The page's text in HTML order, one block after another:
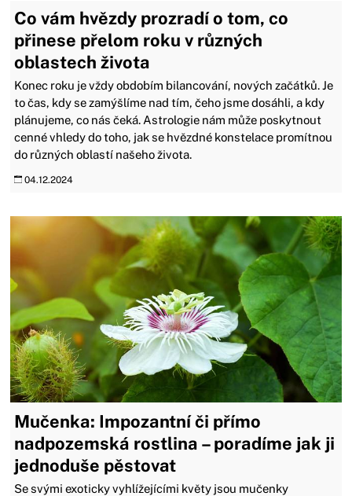
Co vám hvězdy prozradí o tom, co
přinese přelom roku v různých
oblastech života
Konec roku je vždy obdobím bilancování, nových začátků. Je
to čas, kdy se zamýšlíme nad tím, čeho jsme dosáhli, a kdy
plánujeme, co nás čeká. Astrologie nám může poskytnout
cenné vhledy do toho, jak se hvězdné konstelace promítnou
do různých oblastí našeho života.
04.12.2024
Mučenka: Impozantní či přímo
nadpozemská rostlina – poradíme jak ji
jednoduše pěstovat
Se svými exoticky vyhlížejícími květy jsou mučenky